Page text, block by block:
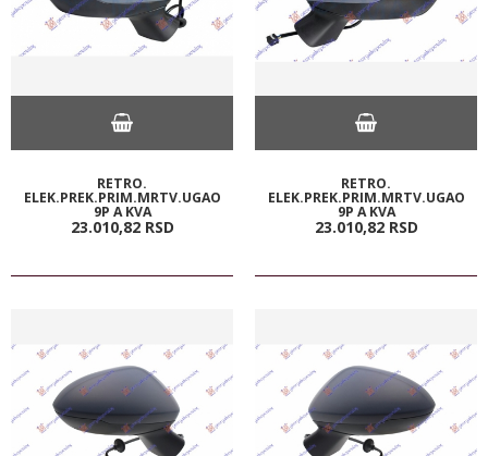
RETRO.
ELEK.PREK.PRIM.MRTV.UGAO
9P A KVA
23.010,82 RSD
RETRO.
ELEK.PREK.PRIM.MRTV.UGAO
9P A KVA
23.010,82 RSD